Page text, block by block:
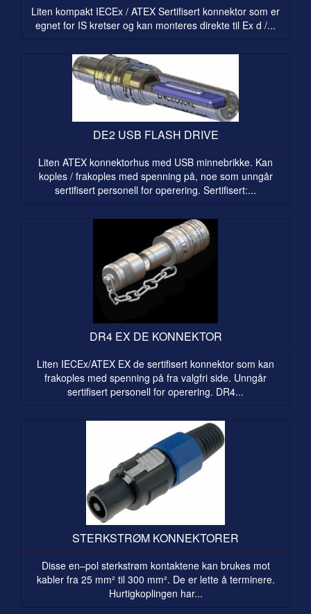
Liten kompakt IECEx / ATEX Sertifisert konnektor som er
egnet for IS kretser og kan monteres direkte til Ex d /...
DE2 USB FLASH DRIVE
Liten ATEX konnektorhus med USB minnebrikke. Kan
koples / frakoples med spenning på, noe som unngår
sertifisert personell for operering. Sertifisert:...
DR4 EX DE KONNEKTOR
Liten IECEx/ATEX EX de sertifisert konnektor som kan
frakoples med spenning på fra valgfri side. Unngår
sertifisert personell for operering. DR4...
STERKSTRØM KONNEKTORER
Disse en–pol sterkstrøm kontaktene kan brukes mot
kabler fra 25 mm² til 300 mm². De er lette å terminere.
Hurtigkoplingen har...